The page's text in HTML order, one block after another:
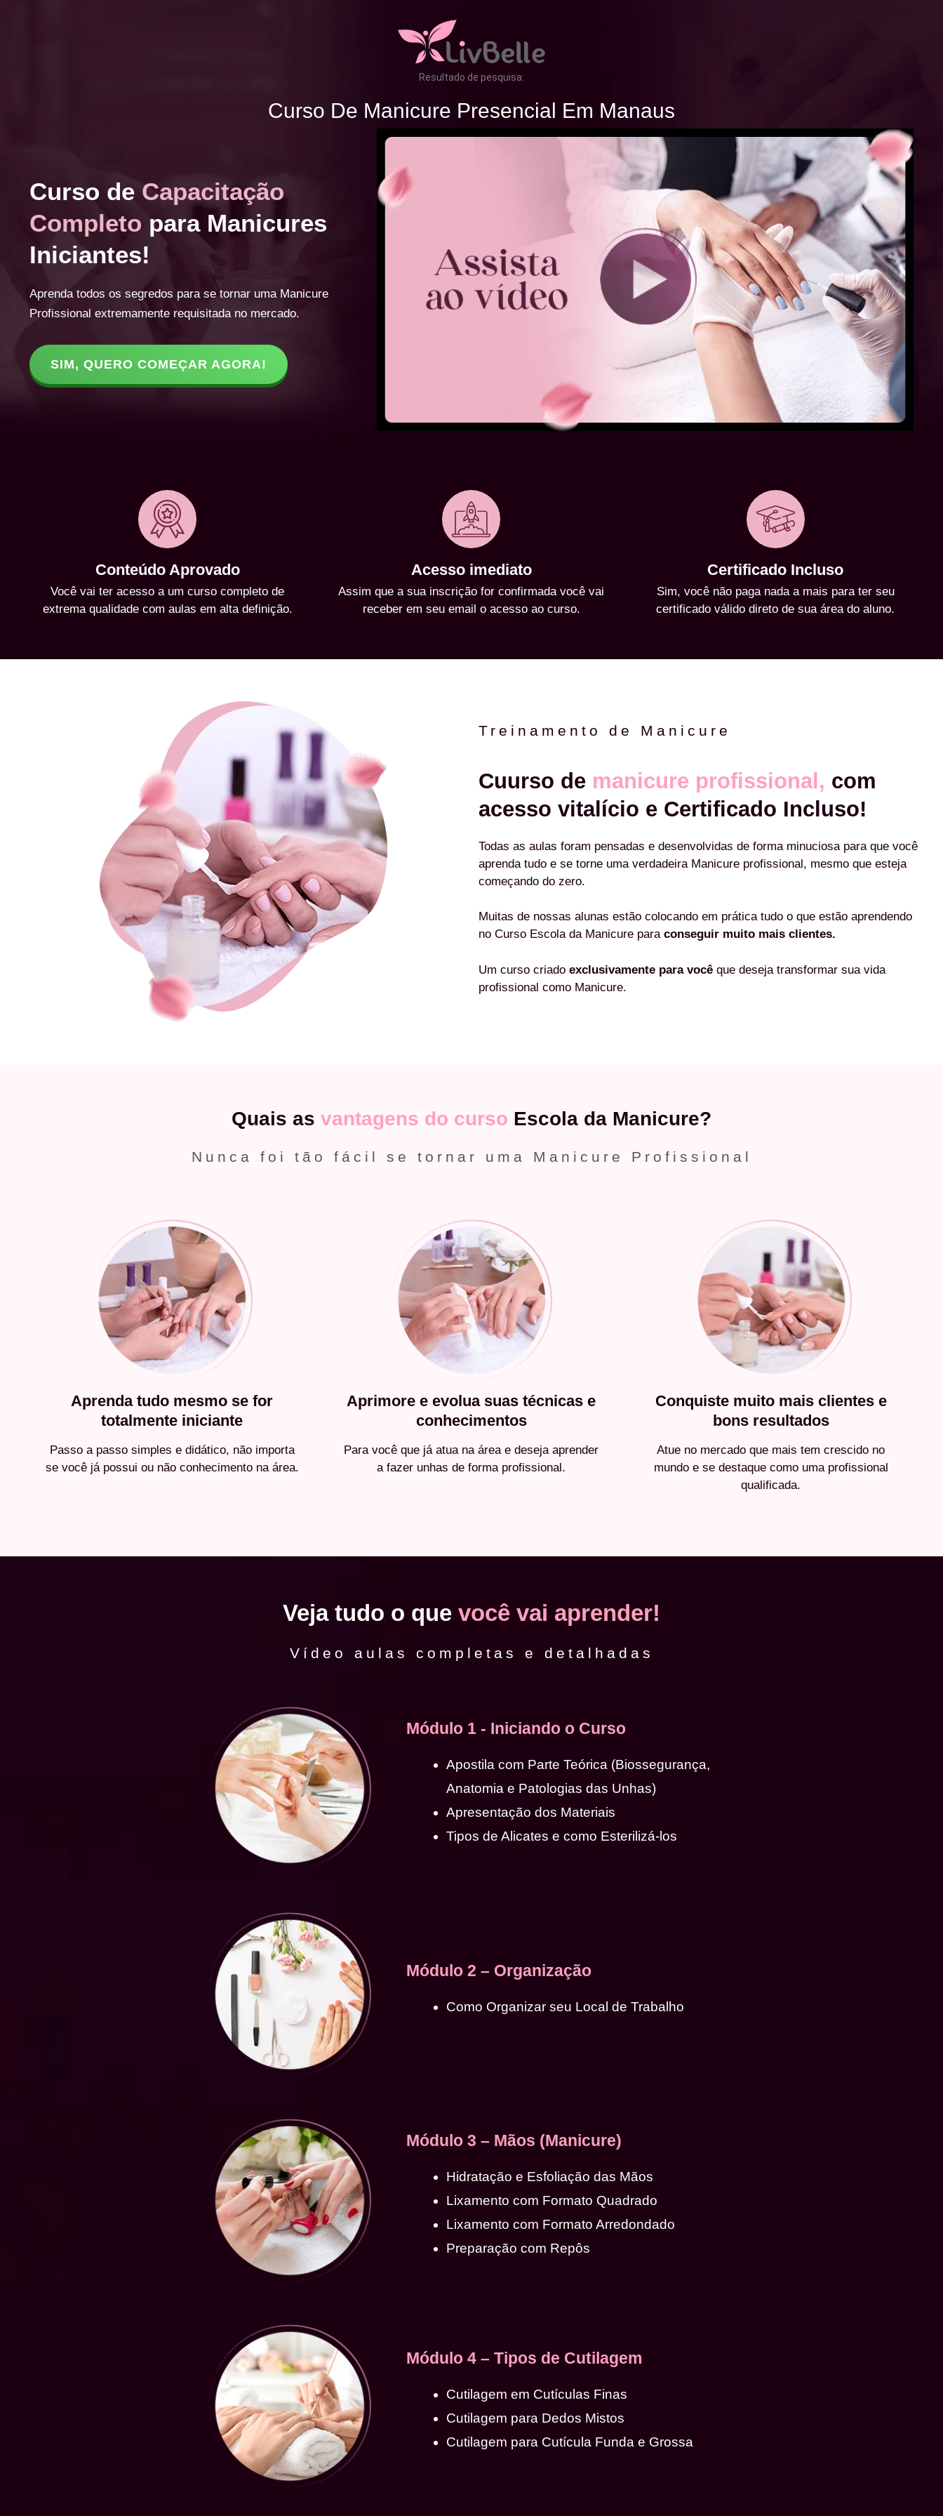
Resultado de pesquisa:
Curso De Manicure Presencial Em Manaus
Curso de Capacitação
Completo para Manicures
Iniciantes!
Aprenda todos os segredos para se tornar uma Manicure
Profissional extremamente requisitada no mercado.
SIM, QUERO COMEÇAR AGORA!
Conteúdo Aprovado
Você vai ter acesso a um curso completo de
extrema qualidade com aulas em alta definição.
Acesso imediato
Assim que a sua inscrição for confirmada você vai
receber em seu email o acesso ao curso.
Certificado Incluso
Sim, você não paga nada a mais para ter seu
certificado válido direto de sua área do aluno.
Treinamento de Manicure
Cuurso de manicure profissional, com
acesso vitalício e Certificado Incluso!
Todas as aulas foram pensadas e desenvolvidas de forma minuciosa para que você
aprenda tudo e se torne uma verdadeira Manicure profissional, mesmo que esteja
começando do zero.
Muitas de nossas alunas estão colocando em prática tudo o que estão aprendendo
no Curso Escola da Manicure para conseguir muito mais clientes.
Um curso criado exclusivamente para você que deseja transformar sua vida
profissional como Manicure.
Quais as vantagens do curso Escola da Manicure?
Nunca foi tão fácil se tornar uma Manicure Profissional
Aprenda tudo mesmo se for
totalmente iniciante
Passo a passo simples e didático, não importa
se você já possui ou não conhecimento na área.
Aprimore e evolua suas técnicas e
conhecimentos
Para você que já atua na área e deseja aprender
a fazer unhas de forma profissional.
Conquiste muito mais clientes e
bons resultados
Atue no mercado que mais tem crescido no
mundo e se destaque como uma profissional
qualificada.
Veja tudo o que você vai aprender!
Vídeo aulas completas e detalhadas
Módulo 1 - Iniciando o Curso
Apostila com Parte Teórica (Biossegurança,
Anatomia e Patologias das Unhas)
Apresentação dos Materiais
Tipos de Alicates e como Esterilizá-los
Módulo 2 – Organização
Como Organizar seu Local de Trabalho
Módulo 3 – Mãos (Manicure)
Hidratação e Esfoliação das Mãos
Lixamento com Formato Quadrado
Lixamento com Formato Arredondado
Preparação com Repôs
Módulo 4 – Tipos de Cutilagem
Cutilagem em Cutículas Finas
Cutilagem para Dedos Mistos
Cutilagem para Cutícula Funda e Grossa